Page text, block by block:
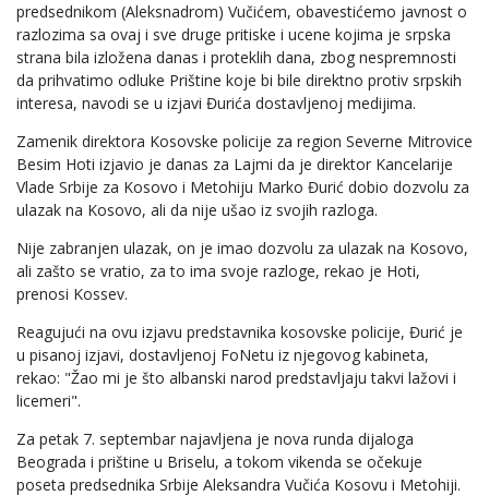
predsednikom (Aleksnadrom) Vučićem, obavestićemo javnost o
razlozima sa ovaj i sve druge pritiske i ucene kojima je srpska
strana bila izložena danas i proteklih dana, zbog nespremnosti
da prihvatimo odluke Prištine koje bi bile direktno protiv srpskih
interesa, navodi se u izjavi Đurića dostavljenoj medijima.
Zamenik direktora Kosovske policije za region Severne Mitrovice
Besim Hoti izjavio je danas za Lajmi da je direktor Kancelarije
Vlade Srbije za Kosovo i Metohiju Marko Đurić dobio dozvolu za
ulazak na Kosovo, ali da nije ušao iz svojih razloga.
Nije zabranjen ulazak, on je imao dozvolu za ulazak na Kosovo,
ali zašto se vratio, za to ima svoje razloge, rekao je Hoti,
prenosi Kossev.
Reagujući na ovu izjavu predstavnika kosovske policije, Đurić je
u pisanoj izjavi, dostavljenoj FoNetu iz njegovog kabineta,
rekao: "Žao mi je što albanski narod predstavljaju takvi lažovi i
licemeri".
Za petak 7. septembar najavljena je nova runda dijaloga
Beograda i prištine u Briselu, a tokom vikenda se očekuje
poseta predsednika Srbije Aleksandra Vučića Kosovu i Metohiji.